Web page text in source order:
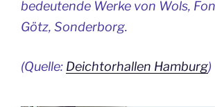
bedeutende Werke von Wols,
Götz, Sonderborg.
(Quelle: Deichtorhallen Hamburg)